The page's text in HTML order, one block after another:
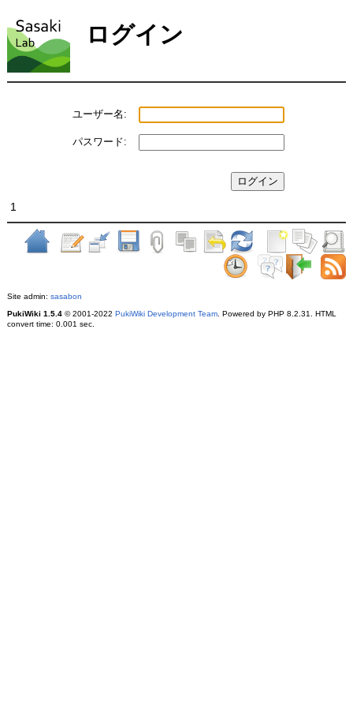
ログイン
ユーザー名:
パスワード:
1
Site admin: sasabon
PukiWiki 1.5.4© 2001-2022 PukiWiki Development Team. Powered by PHP 8.2.31. HTML
convert time: 0.001 sec.